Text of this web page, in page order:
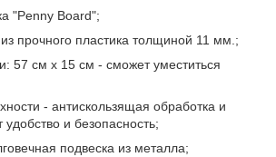
"Penny Board";
прочного пластика толщиной 11 мм.;
57 см х 15 см - сможет уместиться
- антискользящая обработка и
и безопасность;
подвеска из металла;